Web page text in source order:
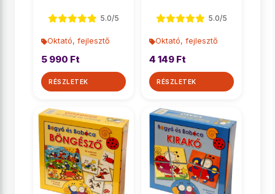
5.0/5
Oktató, fejlesztő
5 990 Ft
RÉSZLETEK
5.0/5
Oktató, fejlesztő
4 149 Ft
RÉSZLETEK